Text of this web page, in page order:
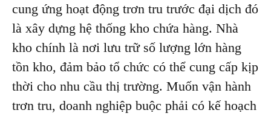
cung ứng hoạt động trơn tru trước đại dịch đó
là xây dựng hệ thống kho chứa hàng. Nhà
kho chính là nơi lưu trữ số lượng lớn hàng
tồn kho, đảm bảo tổ chức có thể cung cấp kịp
thời cho nhu cầu thị trường. Muốn vận hành
trơn tru, doanh nghiệp buộc phải có kế hoạch